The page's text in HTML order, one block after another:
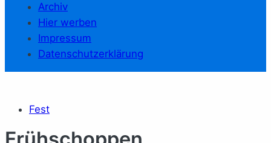
Archiv
Hier werben
Impressum
Datenschutzerklärung
Fest